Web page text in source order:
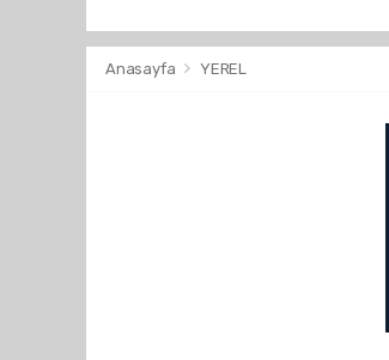
Anasayfa YEREL